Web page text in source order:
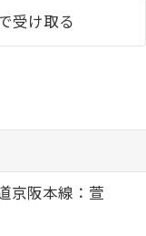
受け取る
京阪本線：萱